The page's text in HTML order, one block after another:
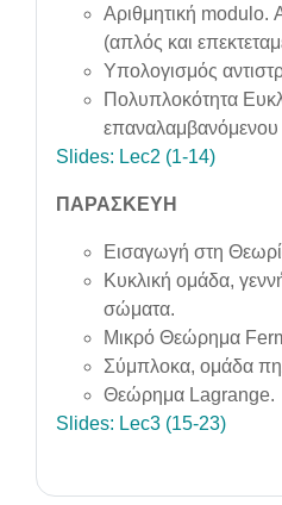
Αριθμητική modulo.
(απλός και
Υπολογισμός
Πολυπλοκότητα
επαναλαμβανόμενου
Slides: Lec2 (1-14)
ΠΑΡΑΣΚΕΥΗ
Εισαγωγή στη
Κυκλική ομάδα,
σώματα.
Μικρό Θεώρημα
Σύμπλοκα, ομάδα
Θεώρημα Lagrange.
Slides: Lec3 (15-23)